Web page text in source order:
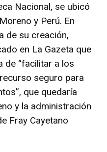
Nacional, se ubicó
y Perú. En
de su creación,
en La Gazeta que
de “facilitar a los
seguro para
que quedaría
y la administración
Fray Cayetano